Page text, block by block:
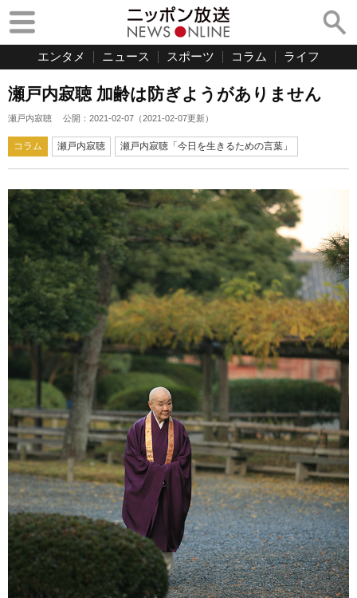
エンタメ ニュース スポーツ コラム ライフ
瀬戸内寂聴 加齢は防ぎようがありません
瀬戸内寂聴 公開： 2021-02-07 （2021-02-07更新）
コラム 瀬戸内寂聴 瀬戸内寂聴「今日を生きるための言葉」